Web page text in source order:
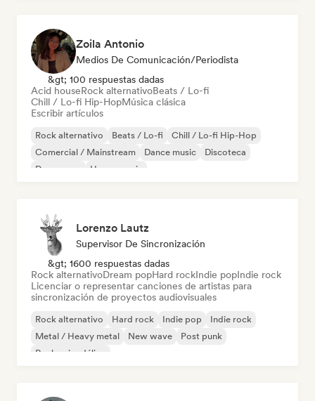
Zoila Antonio
Medios De Comunicación/Periodista
&gt; 100 respuestas dadas
Acid houseRock alternativoBeats / Lo-fi
Chill / Lo-fi Hip-HopMúsica clásica
Escribir artículos
Rock alternativo Beats / Lo-fi
Chill / Lo-fi Hip-Hop
Comercial / Mainstream
Dance music
Discoteca
Dream pop
House music
Lorenzo Lautz
Supervisor De Sincronización
&gt; 1600 respuestas dadas
Rock alternativoDream popHard rockIndie popIndie rock
Licenciar o representar canciones de artistas para
sincronización de proyectos audiovisuales
Rock alternativo Hard rock Indie pop
Indie rock
Metal / Heavy metal
New wave
Post punk
Rock psicodélico